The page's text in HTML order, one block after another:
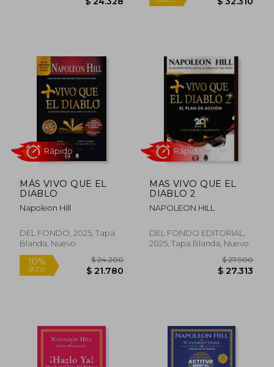
Rápido
10%
Rápido
MÁS VIVO QUE EL
DIABLO
Napoleon Hill
DEL FONDO, 2025, Tapa
Blanda, Nuevo
MAS VIVO QUE EL
DIABLO 2
NAPOLEON HILL
DEL FONDO EDITORIAL,
2025, Tapa Blanda, Nuevo